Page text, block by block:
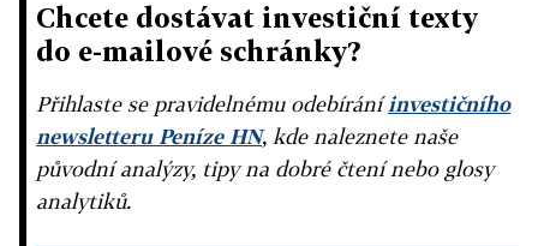
Chcete dostávat investiční texty
do e-mailové schránky?
Přihlaste se pravidelnému odebíráníinvestičního
newsletteru Peníze HN, kde naleznete naše
původní analýzy, tipy na dobré čtení nebo glosy
analytiků.